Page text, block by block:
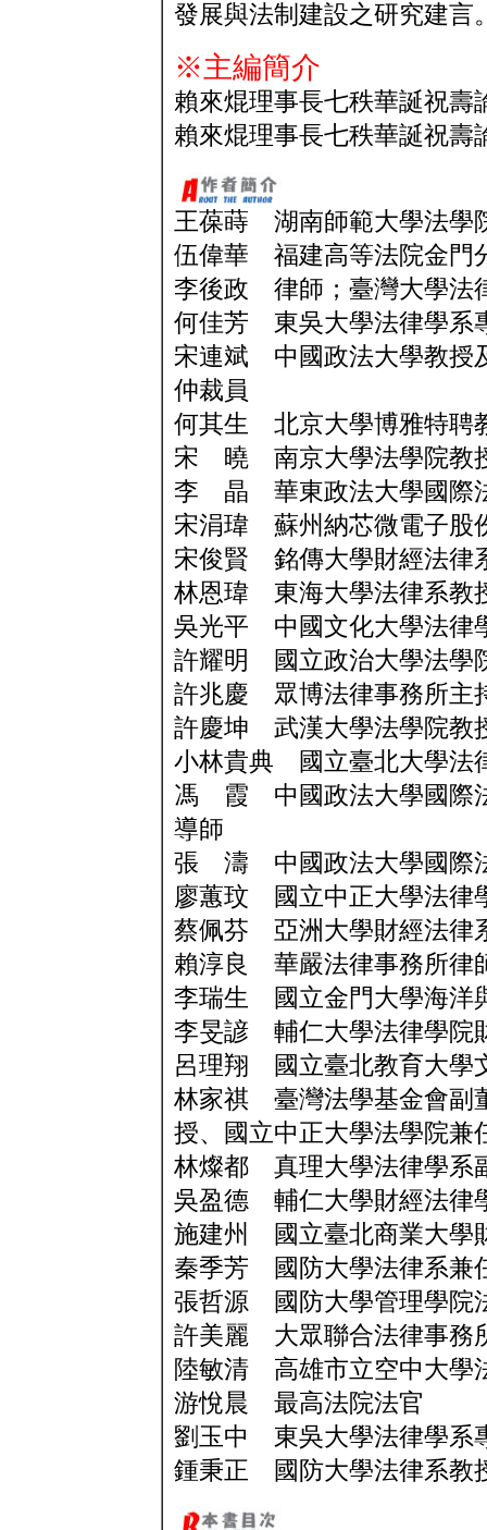
發展與法制建設之研究建言
※主編簡介
賴來焜理事長七秩華誕祝壽
賴來焜理事長七秩華誕祝壽
王葆蒔 湖南師範大學法學
伍偉華 福建高等法院金門
李後政 律師；臺灣大學法
何佳芳 東吳大學法律學系
宋連斌 中國政法大學教授
仲裁員
何其生 北京大學博雅特聘
宋 曉 南京大學法學院教
李 晶 華東政法大學國際
宋涓瑋 蘇州納芯微電子股
宋俊賢 銘傳大學財經法律
林恩瑋 東海大學法律系教
吳光平 中國文化大學法律
許耀明 國立政治大學法學
許兆慶 眾博法律事務所主
許慶坤 武漢大學法學院教
小林貴典 國立臺北大學法
馮 霞 中國政法大學國際
導師
張 濤 中國政法大學國際
廖蕙玟 國立中正大學法律
蔡佩芬 亞洲大學財經法律
賴淳良 華嚴法律事務所律
李瑞生 國立金門大學海洋
李旻諺 輔仁大學法律學院
呂理翔 國立臺北教育大學
林家祺 臺灣法學基金會副
授、國立中正大學法學院兼
林燦都 真理大學法律學系
吳盈德 輔仁大學財經法律
施建州 國立臺北商業大學
秦季芳 國防大學法律系兼
張哲源 國防大學管理學院
許美麗 大眾聯合法律事務
陸敏清 高雄市立空中大學
游悅晨 最高法院法官
劉玉中 東吳大學法律學系
鍾秉正 國防大學法律系教